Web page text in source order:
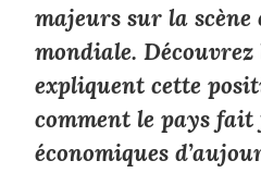
majeurs sur la scène
mondiale.
expliquent cette
comment le pays fait
économiques